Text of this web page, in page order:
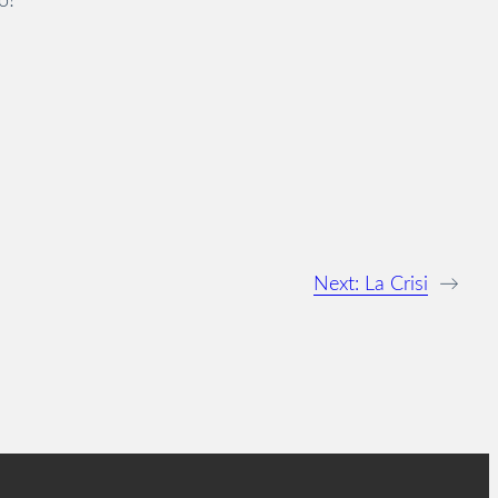
Next: La Crisi →